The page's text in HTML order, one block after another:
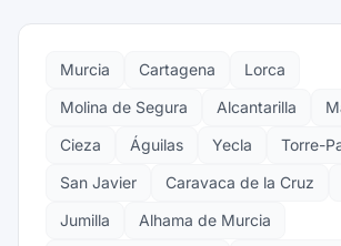
Murcia Cartagena
Lorca
Molina de Segura
Alcantarilla
Cieza
Águilas Yecla
Torre-
San Javier
Caravaca de la Cruz
Jumilla
Alhama de Murcia